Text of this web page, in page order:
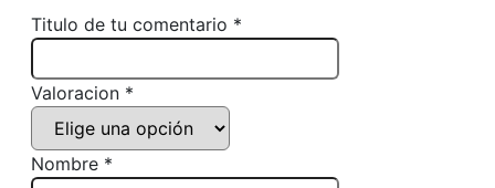
Titulo de tu comentario *
Valoracion *
Nombre *